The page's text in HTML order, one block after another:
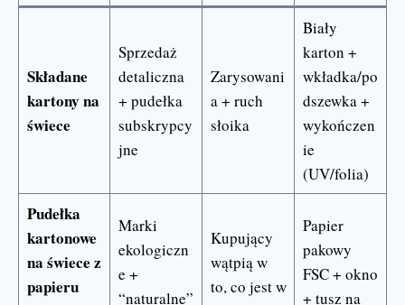
Składane
kartony na
świece
Sprzedaż
detaliczna
+ pudełka
subskrypcy
jne
Zarysowani
a + ruch
słoika
Biały
karton +
wkładka/po
dszewka +
wykończen
ie
(UV/folia)
Pudełka
kartonowe
na świece z
papieru
Marki
ekologiczn
e +
“naturalne”
Kupujący
wątpią w
to, co jest w
Papier
pakowy
FSC + okno
+ tusz na